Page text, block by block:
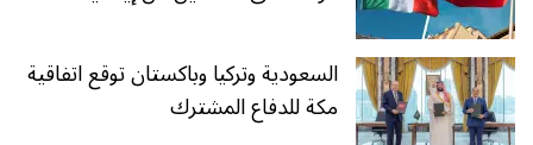
السعودية وتركيا وباكستان توقع اتفاقية
مكة للدفاع المشترك